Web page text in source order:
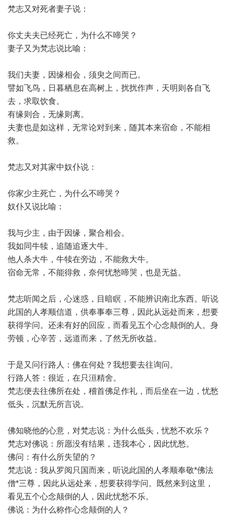
梵志又对死者妻子说：
你丈夫夫已经死亡，为什么不啼哭？
妻子又为梵志说比喻：
我们夫妻，因缘相会，须臾之间而已。
譬如飞鸟，日暮栖息在高树上，扰扰作声，天明则各自飞
去，求取饮食。
有缘则合，无缘则离。
夫妻也是如这样，无常论对到来，随其本来宿命，不能相
救。
梵志又对其家中奴仆说：
你家少主死亡，为什么不啼哭？
奴仆又说比喻：
我与少主，由于因缘，聚合相会。
我如同牛犊，追随追逐大牛。
他人杀大牛，牛犊在旁边，不能救大牛。
宿命无常，不能得救，奈何忧愁啼哭，也是无益。
梵志听闻之后，心迷惑，目暗瞑，不能辨识南北东西。听说
此国的人孝顺信道，供奉事奉三尊，因此从远处而来，想要
获得学问。还未有好的回应，而看见五个心念颠倒的人。身
劳顿，心辛苦，远道而来，了然无所收益。
于是又问行路人：佛在何处？我想要去往询问。
行路人答：很近，在只洹精舍。
梵志便去往佛所在处，稽首佛足作礼，而后坐在一边，忧愁
低头，沉默无所言说。
佛知晓他的心意，对梵志说：为什么低头，忧愁不欢乐？
梵志对佛说：所愿没有结果，违我本心，因此忧愁。
佛问：有什么所失望的？
梵志说：我从罗阅只国而来，听说此国的人孝顺奉敬*佛法
僧*三尊，因此从远处来，想要获得学问。既然来到这里，
看见五个心念颠倒的人，因此忧愁不乐。
佛说：为什么称作心念颠倒的人？